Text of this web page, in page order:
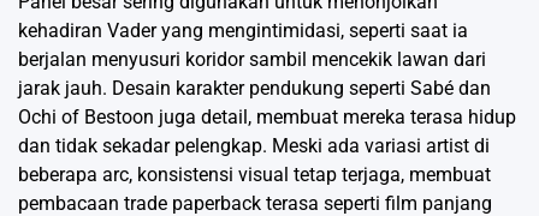
kehadiran Vader yang mengintimidasi, seperti saat ia
berjalan menyusuri koridor sambil mencekik lawan dari
jarak jauh. Desain karakter pendukung seperti Sabé dan
Ochi of Bestoon juga detail, membuat mereka terasa hidup
dan tidak sekadar pelengkap. Meski ada variasi artist di
beberapa arc, konsistensi visual tetap terjaga, membuat
pembacaan trade paperback terasa seperti film panjang